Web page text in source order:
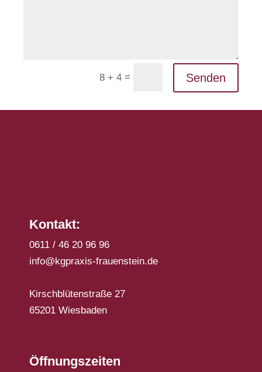
8 + 4 = Senden
Kontakt:
0611 / 46 20 96 96
info@kgpraxis-frauenstein.de
Kirschblütenstraße 27
65201 Wiesbaden
Öffnungszeiten